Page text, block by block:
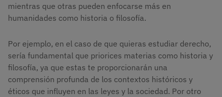
mientras que otras pueden enfocarse más en
humanidades como historia o filosofía.
Por ejemplo, en el caso de que quieras estudiar derecho,
sería fundamental que priorices materias como historia y
filosofía, ya que estas te proporcionarán una
comprensión profunda de los contextos históricos y
éticos que influyen en las leyes y la sociedad. Por otro